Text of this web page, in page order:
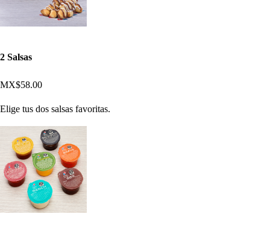
2 Salsas
MX$58.00
Elige tus dos salsas favoritas.